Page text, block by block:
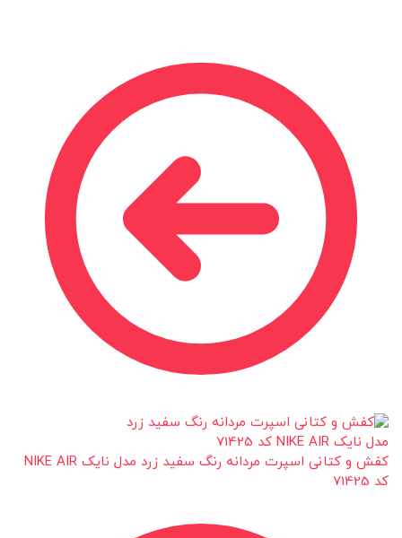
کفش و کتانی اسپرت مردانه رنگ سفید زرد مدل نایک NIKE AIR
کد 71425